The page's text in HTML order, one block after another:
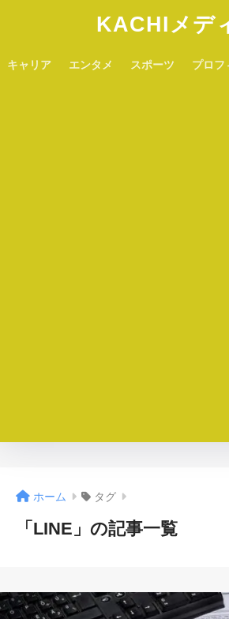
KACHIメデ
キャリア エンタメ スポーツ プロフ
ホーム タグ
「LINE」の記事一覧